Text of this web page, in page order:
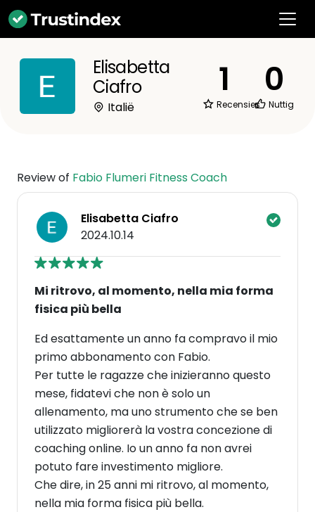
Elisabetta
Ciafro
Italië
1
Recensies
0
Nuttig
Review of Fabio Flumeri Fitness Coach
Elisabetta Ciafro
2024.10.14
Mi ritrovo, al momento, nella mia forma
fisica più bella
Ed esattamente un anno fa compravo il mio
primo abbonamento con Fabio.
Per tutte le ragazze che inizieranno questo
mese, fidatevi che non è solo un
allenamento, ma uno strumento che se ben
utilizzato migliorerà la vostra concezione di
coaching online. Io un anno fa non avrei
potuto fare investimento migliore.
Che dire, in 25 anni mi ritrovo, al momento,
nella mia forma fisica più bella.